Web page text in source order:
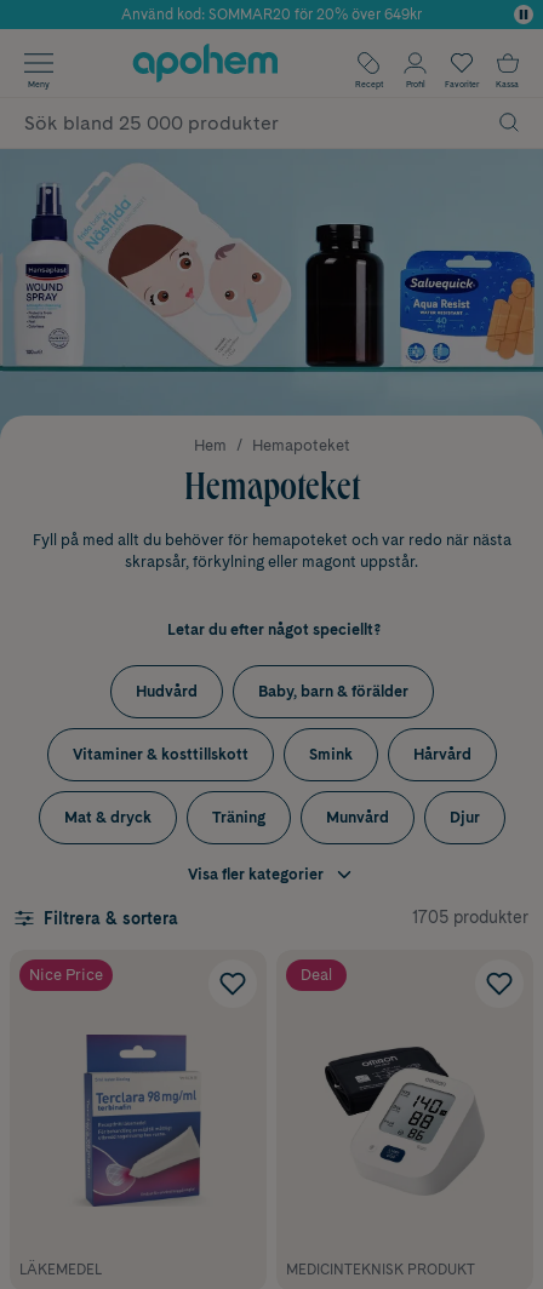
Årets Butik 2025 inom Skönhet
Använd kod: SOMMAR20 för 20% över 649kr
✓ Fri frakt
✓ Poäng på alla köp*
Meny Recept Profil Favoriter Kassa
Hem Hemapoteket
Hemapoteket
Fyll på med allt du behöver för hemapoteket och var redo när nästa
skrapsår, förkylning eller magont uppstår.
Letar du efter något speciellt?
Hudvård Baby, barn & förälder
Vitaminer & kosttillskott Smink Hårvård
Mat & dryck Träning Munvård Djur
Sår, bett & stick
Allergi Sex & lust Sömn Sluta röka
Visa fler kategorier
Filtrera & sortera 1705 produkter
Nice Price
LÄKEMEDEL
Deal
MEDICINTEKNISK PRODUKT